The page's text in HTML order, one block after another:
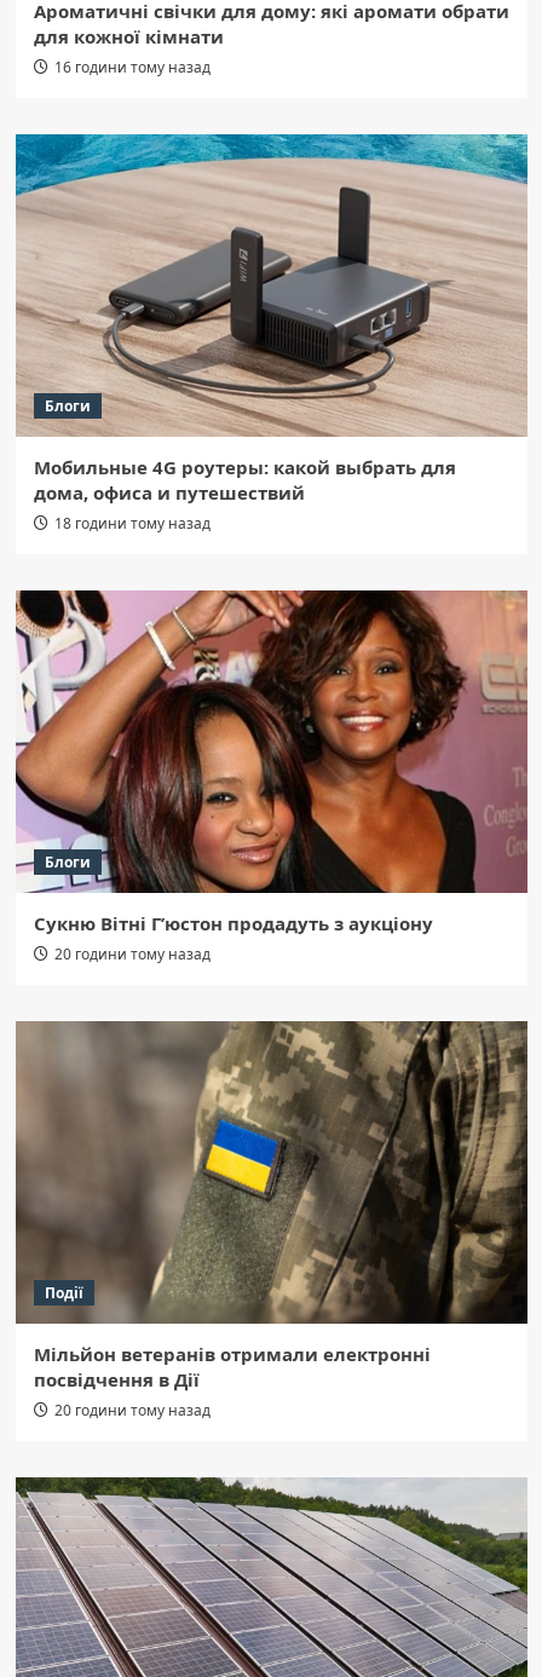
Ароматичні свічки для дому: які аромати обрати
для кожної кімнати
16 години тому назад
Блоги
Мобильные 4G роутеры: какой выбрать для
дома, офиса и путешествий
18 години тому назад
Блоги
Сукню Вітні Г’юстон продадуть з аукціону
20 години тому назад
Події
Мільйон ветеранів отримали електронні
посвідчення в Дії
20 години тому назад